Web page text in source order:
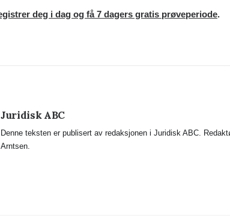
deg i dag og få 7 dagers gratis prøveperiode.
Juridisk ABC
Denne teksten er publisert av redaksjonen i Juridisk ABC.
Arntsen.